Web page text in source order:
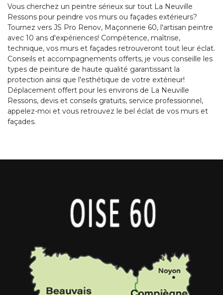
Vous cherchez un peintre sérieux sur tout La Neuville
Ressons pour peindre vos murs ou façades extérieurs?
Tournez vers JS Pro Renov, Maçonnerie 60, l'artisan peintre
avec 10 ans d'expériences! Compétence, maîtrise,
technique, vos murs et façades retrouveront tout leur éclat.
Conseils et accompagnements offerts, je vous conseille les
types de peinture de haute qualité garantissant la
protection ainsi que l'esthétique de votre extérieur!
Déplacement offert pour les environs de La Neuville
Ressons, devis et conseils gratuits, service professionnel,
appelez-moi et vous retrouvez le bel éclat de vos murs et
façades.